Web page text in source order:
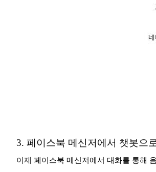
3. 페이스북 메신저에서 챗봇으
이제 페이스북 메신저에서 대화를 통해